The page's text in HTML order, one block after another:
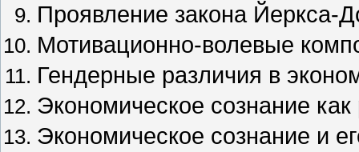
Проявление закона Йеркса-
Мотивационно-волевые
Гендерные различия в
Экономическое сознание
Экономическое сознание и